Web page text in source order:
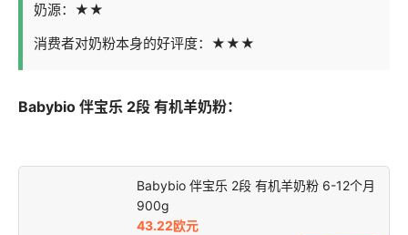
奶源：★★
消费者对奶粉本身的好评度：★★★
Babybio 伴宝乐 2段 有机羊奶粉：
Babybio 伴宝乐 2段 有机羊奶粉 6-12个月
900g
43.22欧元